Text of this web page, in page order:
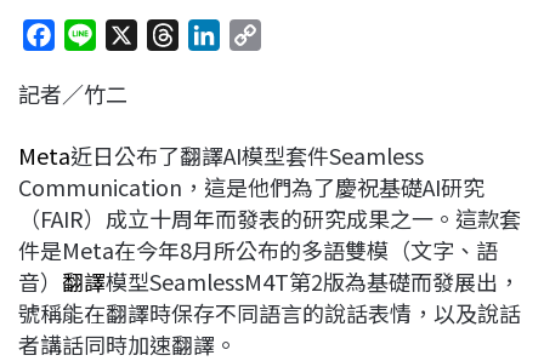
c
b
o
o
k
n
a
d
s
e
d
I
n
L
i
n
k
記者／竹二
Meta近日公布了翻譯AI模型套件Seamless
Communication，這是他們為了慶祝基礎AI研究
（FAIR）成立十周年而發表的研究成果之一。這款套
件是Meta在今年8月所公布的多語雙模（文字、語
音） 翻譯模型SeamlessM4T第2版為基礎而發展出，
號稱能在翻譯時保存不同語言的說話表情，以及說話
者講話同時加速翻譯。